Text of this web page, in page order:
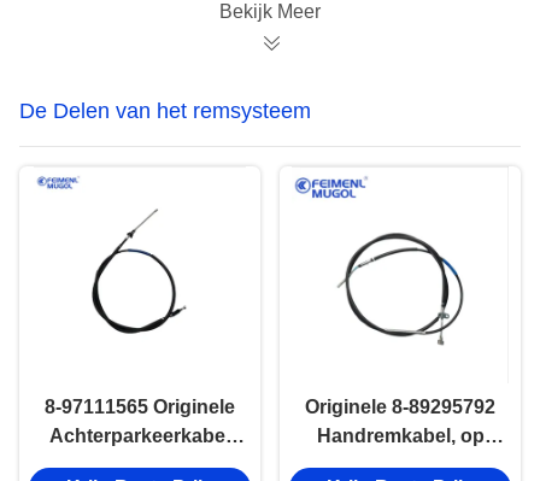
Bekijk Meer
De Delen van het remsysteem
8-97111565 Originele
Achterparkeerkabel
voor TFS, met een
Originele 8-89295792
Handremkabel, op
maat gemaakt voor